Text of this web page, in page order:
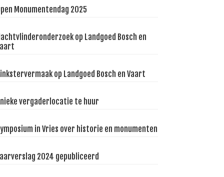
Monumentendag 2025
op Landgoed Bosch en
op Landgoed Bosch en Vaart
vergaderlocatie te huur
in Vries over historie en monumenten
2024 gepubliceerd